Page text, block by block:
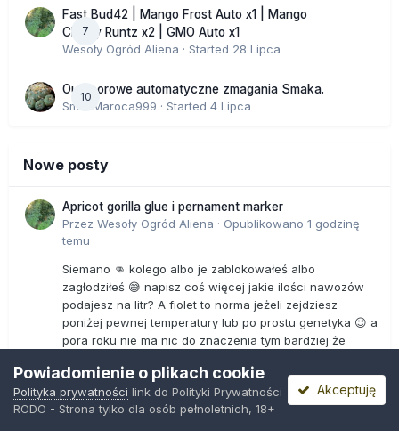
7
Fast Bud42 | Mango Frost Auto x1 | Mango
Cherry Runtz x2 | GMO Auto x1
Wesoły Ogród Aliena · Started 28 Lipca
10
Outdoorowe automatyczne zmagania Smaka.
SmakMaroca999 · Started 4 Lipca
Nowe posty
Apricot gorilla glue i pernament marker
Przez Wesoły Ogród Aliena · Opublikowano 1 godzinę
temu
Siemano 👊 kolego albo je zablokowałeś albo
zagłodziłeś 😅 napisz coś więcej jakie ilości nawozów
podajesz na litr? A fiolet to norma jeżeli zejdziesz
poniżej pewnej temperatury lub po prostu genetyka 😉 a
pora roku nie ma nic do znaczenia tym bardziej że
Outdoor 2026
Przez Macky·Opublikowano20 godzin temu
Powiadomienie o plikach cookie
Polityka prywatności link do Polityki Prywatności
RODO - Strona tylko dla osób pełnoletnich, 18+
Akceptuję